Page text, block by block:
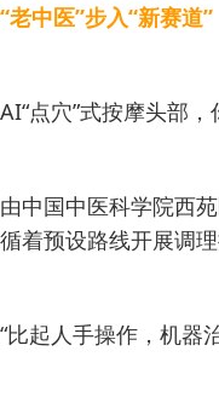
“老中医”步入“新赛道”
AI“点穴”式按摩头部，
由中国中医科学院西
循着预设路线开展调理
“比起人手操作，机器